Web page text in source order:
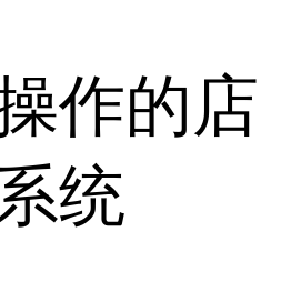
作的店
统